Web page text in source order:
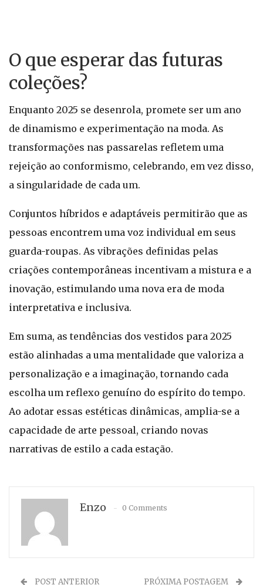
O que esperar das futuras
coleções?
Enquanto 2025 se desenrola, promete ser um ano
de dinamismo e experimentação na moda. As
transformações nas passarelas refletem uma
rejeição ao conformismo, celebrando, em vez disso,
a singularidade de cada um.
Conjuntos híbridos e adaptáveis permitirão que as
pessoas encontrem uma voz individual em seus
guarda-roupas. As vibrações definidas pelas
criações contemporâneas incentivam a mistura e a
inovação, estimulando uma nova era de moda
interpretativa e inclusiva.
Em suma, as tendências dos vestidos para 2025
estão alinhadas a uma mentalidade que valoriza a
personalização e a imaginação, tornando cada
escolha um reflexo genuíno do espírito do tempo.
Ao adotar essas estéticas dinâmicas, amplia-se a
capacidade de arte pessoal, criando novas
narrativas de estilo a cada estação.
Enzo 0 Comments
POST ANTERIOR PRÓXIMA POSTAGEM